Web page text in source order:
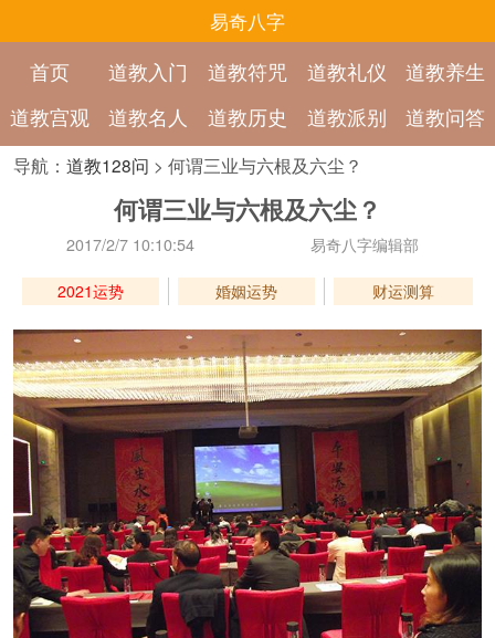
易奇八字
首页 道教入门 道教符咒 道教礼仪
道教养生
道教宫观
道教名人 道教历史 道教派别 道教问答
导航： 道教128问 > 何谓三业与六根及六尘？
何谓三业与六根及六尘？
2017/2/7 10:10:54 易奇八字编辑部
2021运势 婚姻运势 财运测算